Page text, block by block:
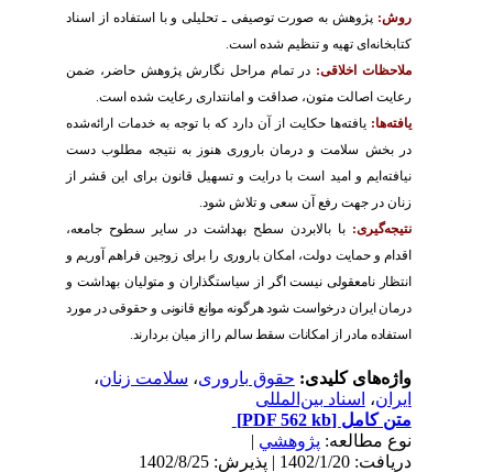
روش: پژوهش به صورت توصیفی ـ تحلیلی و با استفاده از اسناد
کتابخانه‌ای تهیه و تنظیم شده است.
ملاحظات اخلاقی: در تمام مراحل نگارش پژوهش حاضر، ضمن
رعایت اصالت متون، صداقت و امانتداری رعایت شده است.
یافته‌ها: یافته‌ها حکایت از آن دارد که با توجه به خدمات ارائه‌شده
در بخش سلامت و درمان باروری هنوز به نتیجه مطلوب دست
نیافته‌ایم و امید است با درایت و تسهیل قانون برای این قشر از
زنان در جهت رفع آن سعی و تلاش شود.
نتیجه‌گیری: با بالابردن سطح بهداشت در سایر سطوح جامعه،
اقدام و حمایت دولت، امکان باروری را برای زوجین فراهم آوریم و
انتظار نامعقولی نیست اگر از سیاستگذاران و متولیان بهداشت و
درمان ایران درخواست شود هرگونه موانع قانونی و حقوقی در مورد
استفاده مادر از امکانات سقط سالم را از میان بردارند.
واژه‌های کلیدی:حقوق باروری،سلامت زنان،
ایران ،اسناد بین‌المللی
متن کامل[PDF 562 kb]
نوع مطالعه:پژوهشي|
دریافت: 1402/1/20 | پذیرش: 1402/8/25